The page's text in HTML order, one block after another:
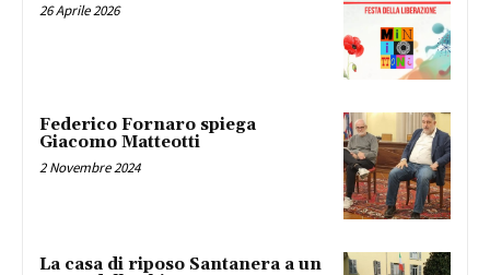
26 Aprile 2026
Federico Fornaro spiega
Giacomo Matteotti
2 Novembre 2024
La casa di riposo Santanera a un